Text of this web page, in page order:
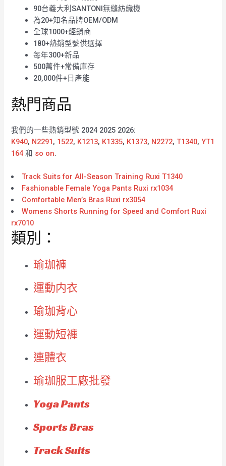
90台義大利SANTONI無縫紡織機
為20+知名品牌OEM/ODM
全球1000+經銷商
180+熱銷型號供選擇
每年300+新品
500萬件+常備庫存
20,000件+日產能
熱門商品
我們的一些熱銷型號 2024 2025 2026:
K940, N2291, 1522, K1213, K1335, K1373, N2272,T1340,YT1
164 和 so on.
Track Suits for All-Season Training Ruxi T1340
Fashionable Female Yoga Pants Ruxi rx1034
Comfortable Men’s Bras Ruxi rx3054
Womens Shorts Running for Speed and Comfort Ruxi
rx7010
類別：
瑜珈褲
運動内衣
瑜珈背心
運動短褲
連體衣
瑜珈服工廠批發
Yoga Pants
Sports Bras
Track Suits